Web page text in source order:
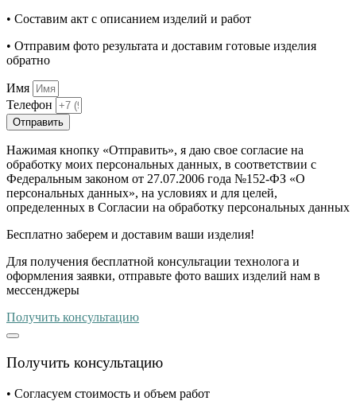
• Составим акт с описанием изделий и работ
• Отправим фото результата и доставим готовые изделия
обратно
Имя
Телефон
Отправить
Нажимая кнопку «Отправить», я даю свое согласие на
обработку моих персональных данных, в соответствии с
Федеральным законом от 27.07.2006 года №152-ФЗ «О
персональных данных», на условиях и для целей,
определенных в Согласии на обработку персональных данных
Бесплатно заберем и доставим ваши изделия!
Для получения бесплатной консультации технолога и
оформления заявки, отправьте фото ваших изделий нам в
мессенджеры
Получить консультацию
Получить консультацию
• Согласуем стоимость и объем работ